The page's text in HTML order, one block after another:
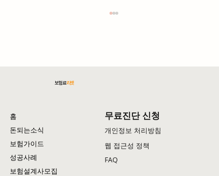
암보험료 절감 전략: 실용적인 방법 총정리
무료진단 신청
개인정보 처리방침
FAQ
웹 접근성 정책
홈
돈되는소식
보험가이드
성공사례
보험설계사모집
보험료리셋